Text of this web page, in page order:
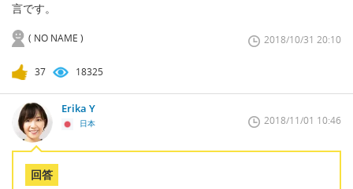
言です。
( NO NAME ) 2018/10/31 20:10
37 18325
Erika Y
日本 2018/11/01 10:46
回答